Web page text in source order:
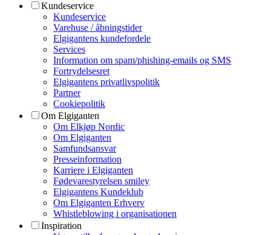
Kundeservice
Kundeservice
Varehuse / åbningstider
Elgigantens kundefordele
Services
Information om spam/phishing-emails og SMS
Fortrydelsesret
Elgigantens privatlivspolitik
Partner
Cookiepolitik
Om Elgiganten
Om Elkjøp Nordic
Om Elgiganten
Samfundsansvar
Presseinformation
Karriere i Elgiganten
Fødevarestyrelsen smiley
Elgigantens Kundeklub
Om Elgiganten Erhverv
Whistleblowing i organisationen
Inspiration